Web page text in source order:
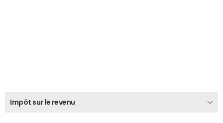
Impôt sur le revenu